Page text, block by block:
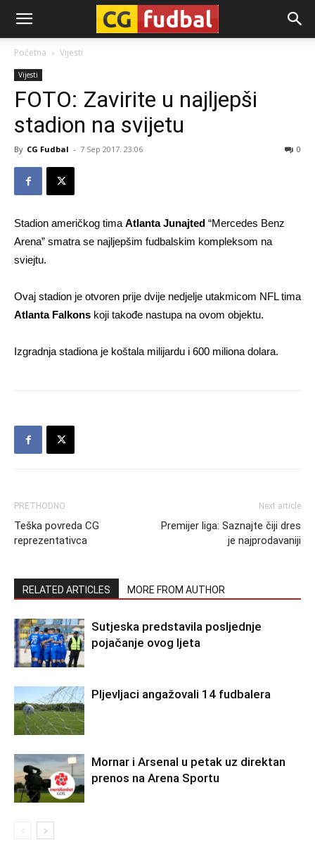
CG-
Fudbal
Početna Vijesti
Vijesti
FOTO: Zavirite u najljepši
stadion na svijetu
By CG Fudbal - 7 Sep 2017. 23:06 0
Stadion američkog tima Atlanta Junajted “Mercedes Benz
Arena” smatra se najljepšim fudbalskim kompleksom na
sviejtu.
Ovaj stadion je otvoren prije dvije nedjelje utakmicom NFL tima
Atlanta Falkons koji takođe nastupa na ovom objektu.
Izgradnja stadiona je koštala milijardu i 600 miliona dolara.
PRETHODNO
Teška povreda CG
reprezentativca
Next article
Premijer liga: Saznajte čiji dres
je najprodavaniji
RELATED ARTICLES MORE FROM AUTHOR
Sutjeska predstavila posljednje
pojačanje ovog ljeta
Pljevljaci angažovali 14 fudbalera
Mornar i Arsenal u petak uz direktan
prenos na Arena Sportu